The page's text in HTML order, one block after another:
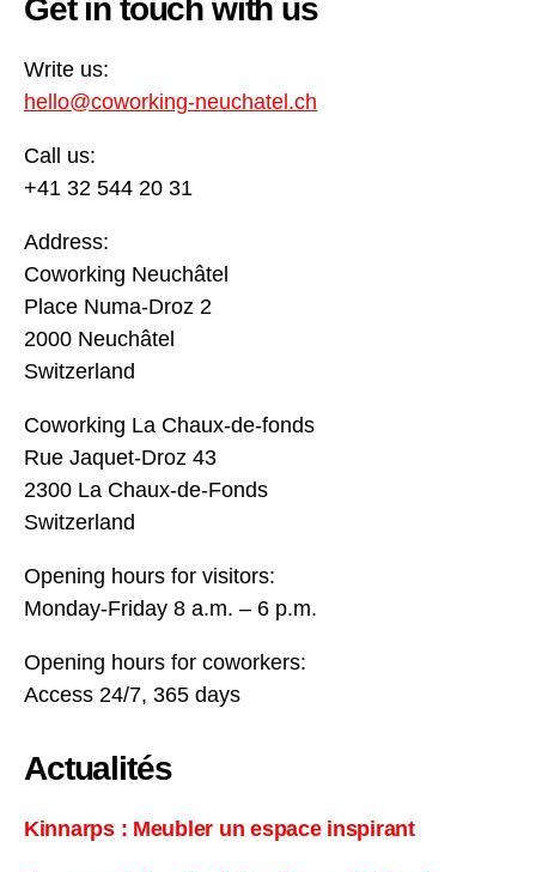
Get in touch with us
Write us:
hello@coworking-neuchatel.ch
Call us:
+41 32 544 20 31
Address:
Coworking Neuchâtel
Place Numa-Droz 2
2000 Neuchâtel
Switzerland
Coworking La Chaux-de-fonds
Rue Jaquet-Droz 43
2300 La Chaux-de-Fonds
Switzerland
Opening hours for visitors:
Monday-Friday 8 a.m. – 6 p.m.
Opening hours for coworkers:
Access 24/7, 365 days
Actualités
Kinnarps : Meubler un espace inspirant